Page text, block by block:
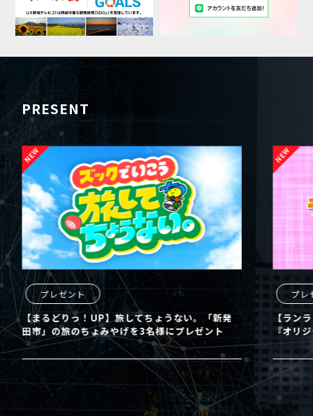
PRESENT
プレゼント
【まるどりっ！UP】旅してちょうない。「新発
田市」の旅のちょみやげを3名様にプレゼント
プレ
【ラン
『オリ